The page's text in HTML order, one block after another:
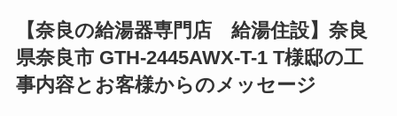
【奈良の給湯器専門店 給湯住設】奈良
県奈良市 GTH-2445AWX-T-1 T様邸の工
事内容とお客様からのメッセージ